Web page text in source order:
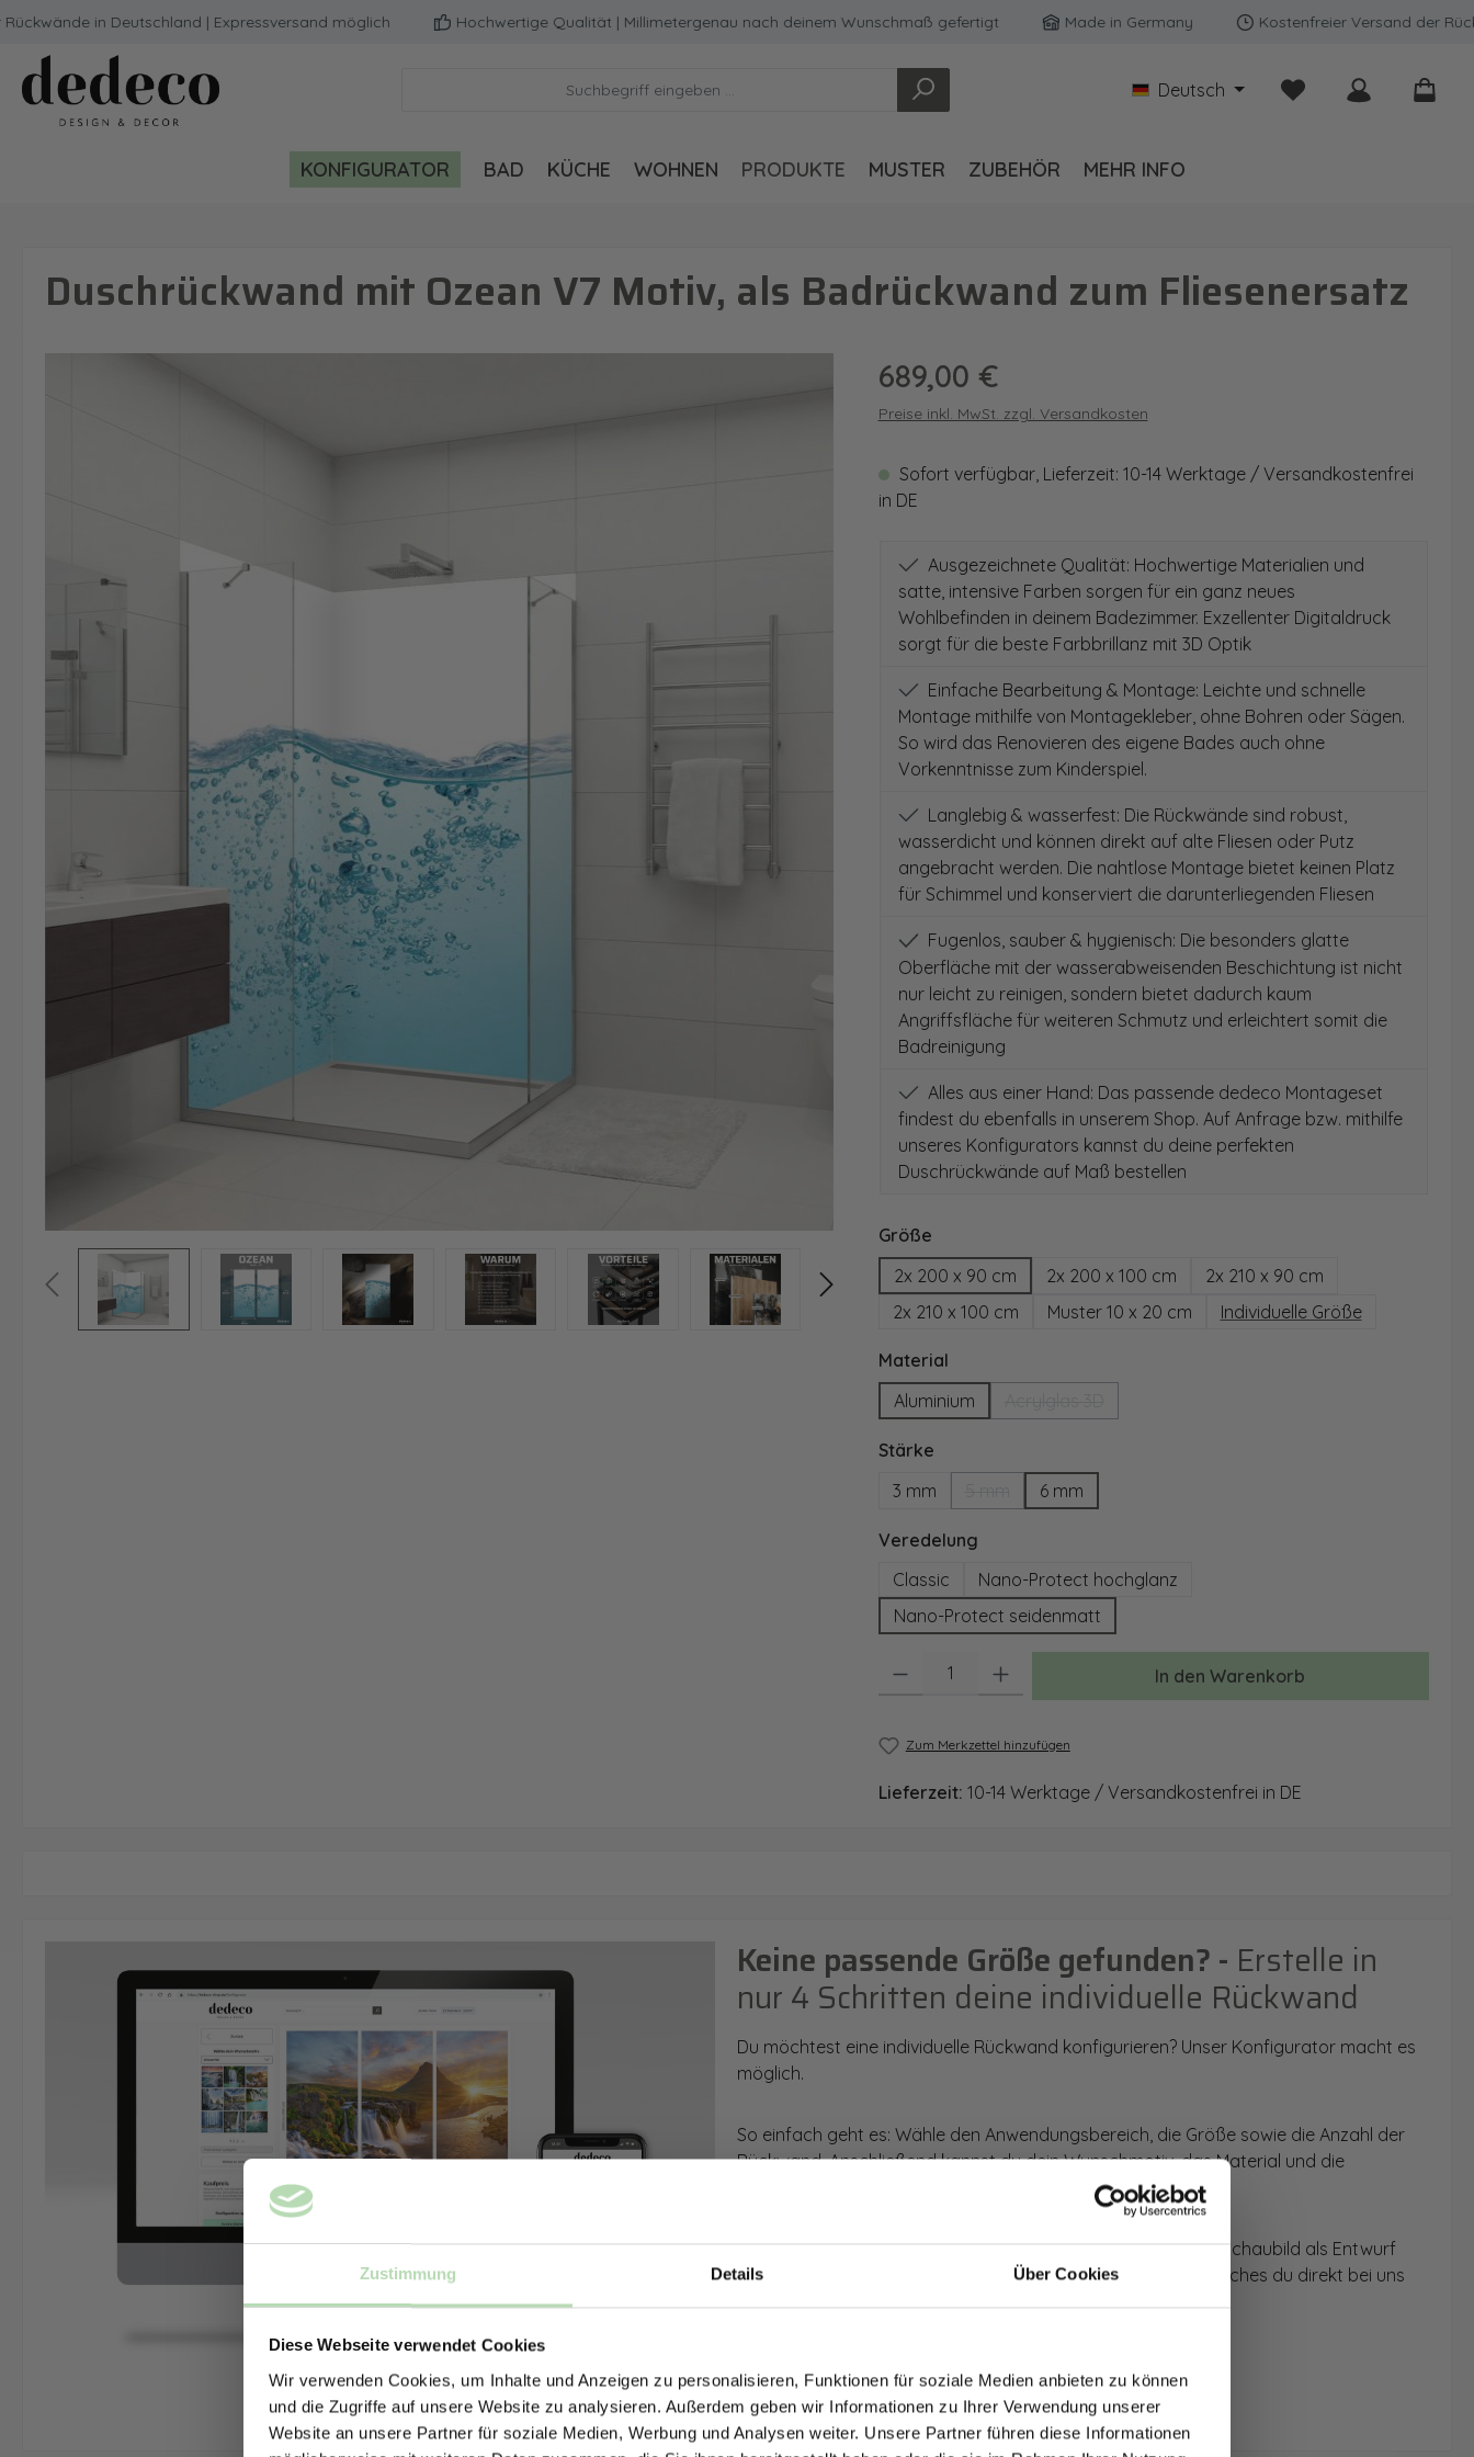
Zustimmung Details Über Cookies
Diese Webseite verwendet Cookies
Wir verwenden Cookies, um Inhalte und Anzeigen zu personalisieren, Funktionen für soziale Medien anbieten zu können
und die Zugriffe auf unsere Website zu analysieren. Außerdem geben wir Informationen zu Ihrer Verwendung unserer
Website an unsere Partner für soziale Medien, Werbung und Analysen weiter. Unsere Partner führen diese Informationen
Hauptinhalt springen
Zur Suche springen
Zur Hauptnavigation springen
in Deutschland | Expressversand möglich Hochwertige Qualität | Millimetergenau nach deinem Wunschmaß gefertigt Made in Germany Kostenfreier Versand der
Deutsch Du hast 0 Produkte
KONFIGURATOR BAD KÜCHE WOHNEN PRODUKTE MUSTER ZUBEHÖR MEHR INFO
Duschrückwand mit Ozean V7 Motiv, als Badrückwand zum Fliesenersatz
Regulärer Preis:
689,00 €
Preise inkl. MwSt. zzgl. Versandkosten
Sofort verfügbar, Lieferzeit: 10-14 Werktage / Versandkostenfrei
in DE
Ausgezeichnete Qualität: Hochwertige Materialien und
satte, intensive Farben sorgen für ein ganz neues
Wohlbefinden in deinem Badezimmer. Exzellenter Digitaldruck
sorgt für die beste Farbbrillanz mit 3D Optik
Einfache Bearbeitung & Montage: Leichte und schnelle
Montage mithilfe von Montagekleber, ohne Bohren oder Sägen.
So wird das Renovieren des eigene Bades auch ohne
Vorkenntnisse zum Kinderspiel.
Langlebig & wasserfest: Die Rückwände sind robust,
wasserdicht und können direkt auf alte Fliesen oder Putz
angebracht werden. Die nahtlose Montage bietet keinen Platz
für Schimmel und konserviert die darunterliegenden Fliesen
Fugenlos, sauber & hygienisch: Die besonders glatte
Oberfläche mit der wasserabweisenden Beschichtung ist nicht
nur leicht zu reinigen, sondern bietet dadurch kaum
Angriffsfläche für weiteren Schmutz und erleichtert somit die
Badreinigung
Alles aus einer Hand: Das passende dedeco Montageset
findest du ebenfalls in unserem Shop. Auf Anfrage bzw. mithilfe
unseres Konfigurators kannst du deine perfekten
Duschrückwände auf Maß bestellen
Größeauswählen
2x 200 x 90 cm
2x 200 x 100 cm
2x 210 x 90 cm
2x 210 x 100 cm
Muster 10 x 20 cm Individuelle Größe
Materialauswählen
Aluminium
Stärkeauswählen
3 mm
(Diese Option ist zurzeit nicht verfügbar.)
6 mm
Veredelungauswählen
Classic
Nano-Protect hochglanz
Nano-Protect seidenmatt
Produkt Anzahl: Gib den gewünschten Wert ein oder benutze die Schaltflächen
In den Warenkorb
Zum Merkzettel hinzufügen
Lieferzeit: 10-14 Werktage / Versandkostenfrei in DE
Keine passende Größe gefunden? - Erstelle in
nur 4 Schritten deine individuelle Rückwand
Du möchtest eine individuelle Rückwand konfigurieren? Unser Konfigurator macht es
möglich.
So einfach geht es: Wähle den Anwendungsbereich, die Größe sowie die Anzahl der
Rückwand. Anschließend kannst du dein Wunschmotiv, das Material und die
Mithilfe unseres Konfigurators werden dir die Rückwände im Schaubild als Entwurf
dargestellt. Parallel erhältst du dein individuelles Angebot, welches du direkt bei uns
bestellen kannst.
Zum Konfigurator
Jetzt zum Newsletter anmelden.